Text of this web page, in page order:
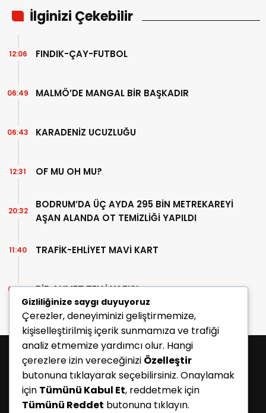
İlginizi Çekebilir
FINDIK-ÇAY-FUTBOL
12:06
MALMÖ’DE MANGAL BİR BAŞKADIR
06:49
KARADENİZ UCUZLUĞU
06:43
OF MU OH MU?
12:31
BODRUM’DA ÜÇ AYDA 295 BİN METREKAREYİ
AŞAN ALANDA OT TEMİZLİĞİ YAPILDI
20:32
TRAFİK-EHLİYET MAVİ KART
11:40
BİR AHMET TELLİ YAZISI
07:30
Gizliliğinize saygı duyuyoruz
Çerezler, deneyiminizi geliştirmemize,
kişiselleştirilmiş içerik sunmamıza ve trafiği
analiz etmemize yardımcı olur. Hangi
çerezlere izin vereceğinizi Özelleştir
butonuna tıklayarak seçebilirsiniz. Onaylamak
için Tümünü Kabul Et, reddetmek için
Tümünü Reddet butonuna tıklayın.